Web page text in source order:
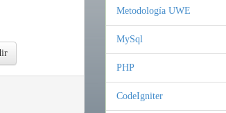
Metodología UWE
MySql
PHP
CodeIgniter